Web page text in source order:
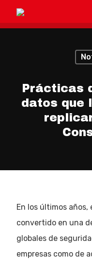
Hit enter to search
Prácticas
datos que
En los últimos años,
convertido en una
globales de
empresas como de